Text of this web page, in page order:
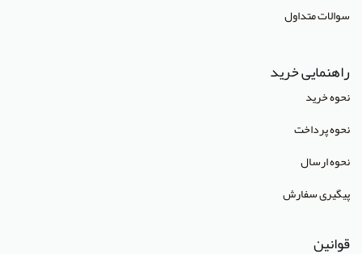
انتشارات جهاد دانشگاهی تهران
انتشارات پژوهشگاه علوم و فنون هسته ای
سوالات متداول
راهنمایی خرید
نحوه خرید
نحوه پرداخت
نحوه ارسال
پیگیری سفارش
قوانین